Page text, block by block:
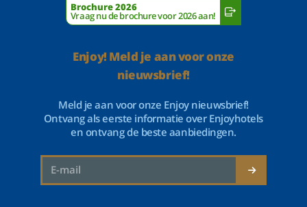
Brochure 2026
Vraag nu de brochure voor 2026 aan!
Enjoy! Meld je aan voor onze
nieuwsbrief!
Meld je aan voor onze Enjoy nieuwsbrief!
Ontvang als eerste informatie over Enjoyhotels
en ontvang de beste aanbiedingen.